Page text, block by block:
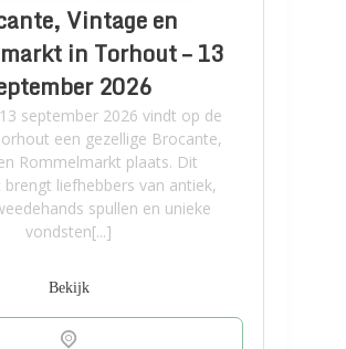
Vintage en
in Torhout – 13
2026
september 2026 vindt op de
een gezellige Brocante,
Rommelmarkt plaats. Dit
brengt liefhebbers van antiek,
spullen en unieke
vondsten[...]
Bekijk